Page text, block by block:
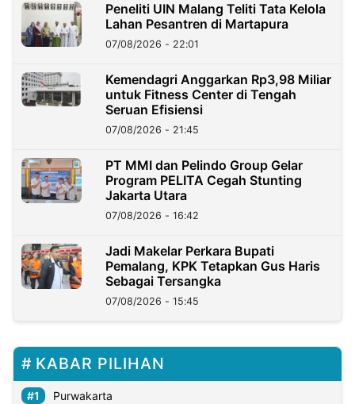
Peneliti UIN Malang Teliti Tata Kelola
Lahan Pesantren di Martapura
07/08/2026 - 22:01
Kemendagri Anggarkan Rp3,98 Miliar
untuk Fitness Center di Tengah
Seruan Efisiensi
07/08/2026 - 21:45
PT MMI dan Pelindo Group Gelar
Program PELITA Cegah Stunting
Jakarta Utara
07/08/2026 - 16:42
Jadi Makelar Perkara Bupati
Pemalang, KPK Tetapkan Gus Haris
Sebagai Tersangka
07/08/2026 - 15:45
KABAR PILIHAN
Purwakarta